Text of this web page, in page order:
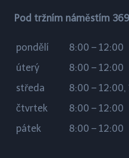
Pod tržním náměstím
pondělí
8:00 – 12:00
úterý
8:00 – 12:00
středa
8:00 – 12:00,
čtvrtek
8:00 – 12:00
pátek
8:00 – 12:00